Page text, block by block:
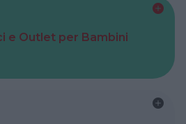
e Outlet per Bambini